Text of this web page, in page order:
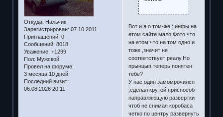
Откуда: Нальчик
Зарегистрирован: 07.10.2011
Приглашений: 0
Сообщений: 8018
Уважение: +1299
Пол: Мужской
Провел на форуме:
3 месяца 10 дней
Последний визит:
06.08.2026 20:11
Вот и я о том-же : инфы на
етом сайте мало.Фото что
на етом что на том одно и
тоже ,значит не
соответствует реалу.Но
прынцып теперь понятен
тебе?
У нас один замомрочился
,сделал крутой приспособ -
направляющую развертки
чтоб не снимая коробаса
четко по центру развернуть